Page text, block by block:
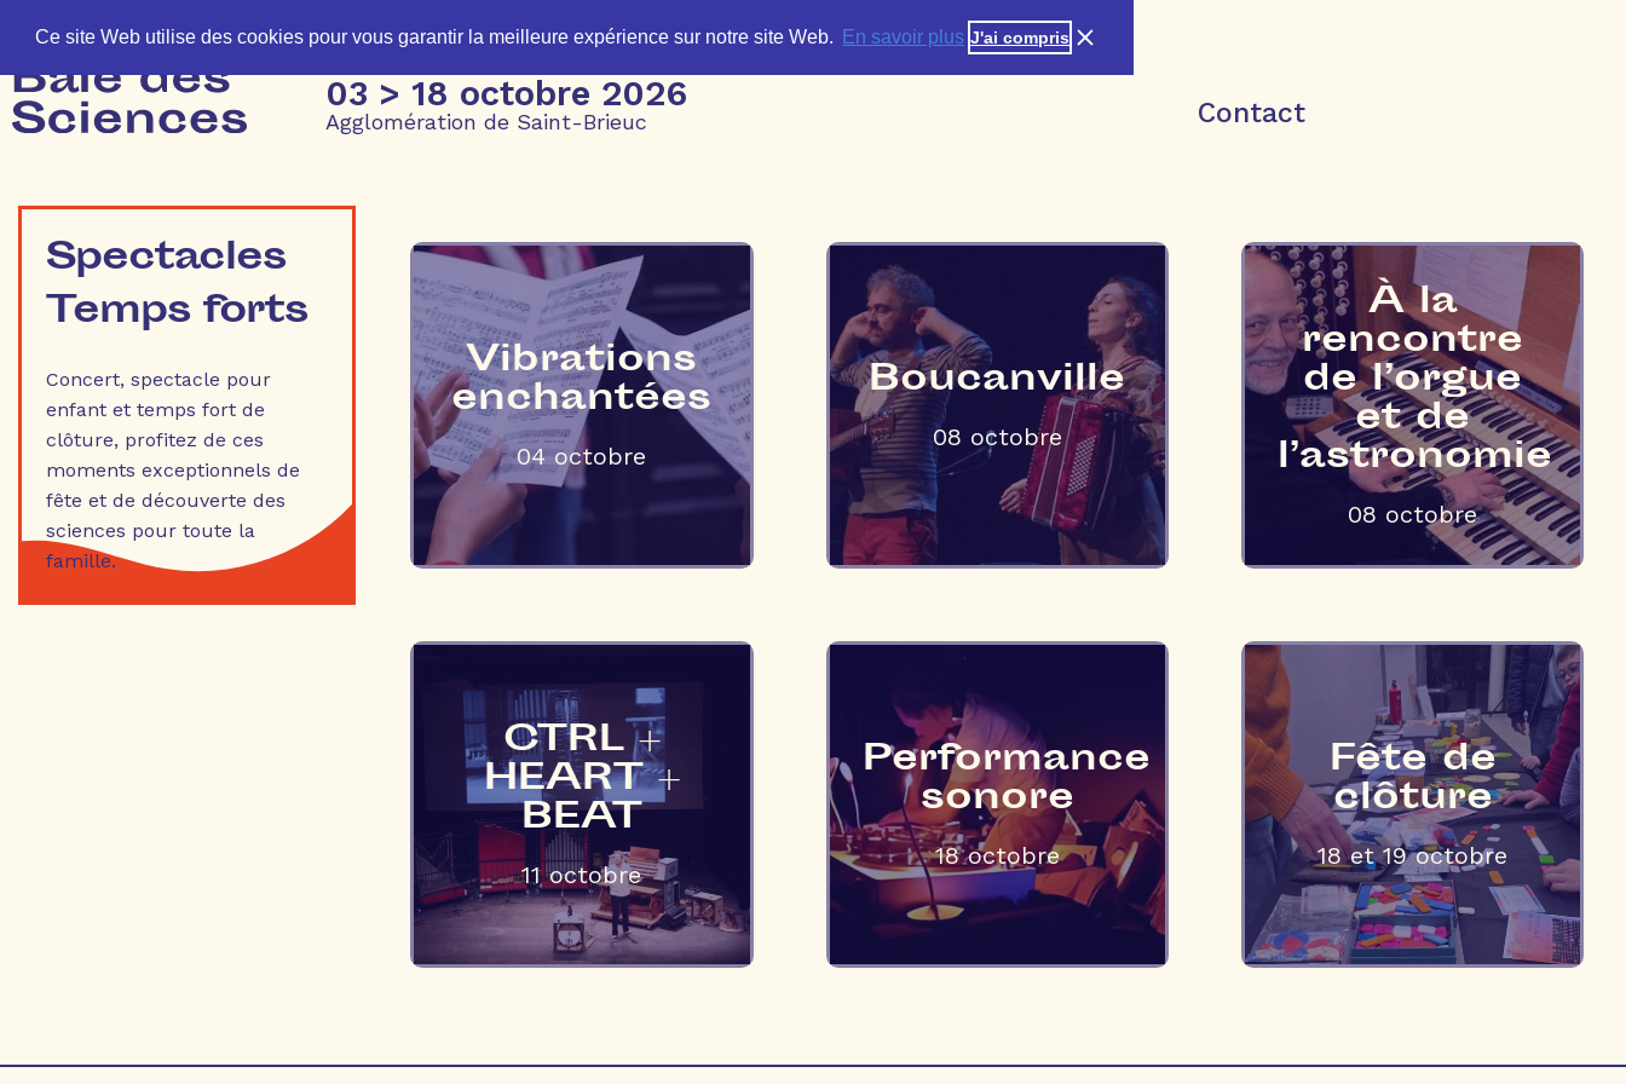
Ce site Web utilise des cookies pour vous garantir la meilleure expérience sur notre site Web. En savoir plus J'ai compris
03 > 18 octobre 2026
Agglomération de Saint-Brieuc Contact
Spectacles
Temps forts
Concert, spectacle pour
enfant et temps fort de
clôture, profitez de ces
moments exceptionnels de
fête et de découverte des
sciences pour toute la
famille.
Vibrations
enchantées
04 octobre
Boucanville
08 octobre
À la
rencontre
de l’orgue
et de
l’astronomie
08 octobre
CTRL +
HEART +
BEAT
11 octobre
Performance
sonore
18 octobre
Fête de
clôture
18 et 19 octobre